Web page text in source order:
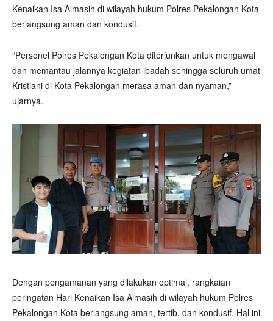
Kenaikan Isa Almasih di wilayah hukum Polres Pekalongan Kota
berlangsung aman dan kondusif.
“Personel Polres Pekalongan Kota diterjunkan untuk mengawal
dan memantau jalannya kegiatan ibadah sehingga seluruh umat
Kristiani di Kota Pekalongan merasa aman dan nyaman,”
ujarnya.
Dengan pengamanan yang dilakukan optimal, rangkaian
peringatan Hari Kenaikan Isa Almasih di wilayah hukum Polres
Pekalongan Kota berlangsung aman, tertib, dan kondusif. Hal ini